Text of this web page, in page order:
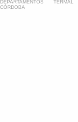
DEPARTAMENTOS TERMAL
CÓRDOBA